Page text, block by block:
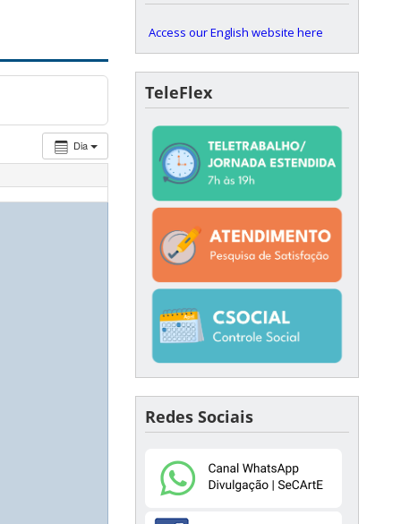
Dia
Access our English website here
TeleFlex
Redes Sociais